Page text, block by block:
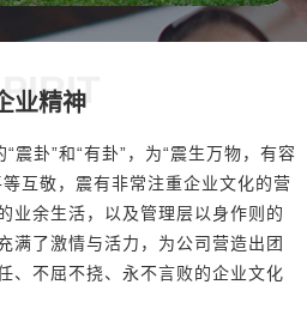
业精神
震卦”和“有卦”，为“震生万物，有容
互敬，震有非常注重企业文化的营
业余生活，以及管理层以身作则的
满了激情与活力，为公司营造出团
、不屈不挠、永不言败的企业文化